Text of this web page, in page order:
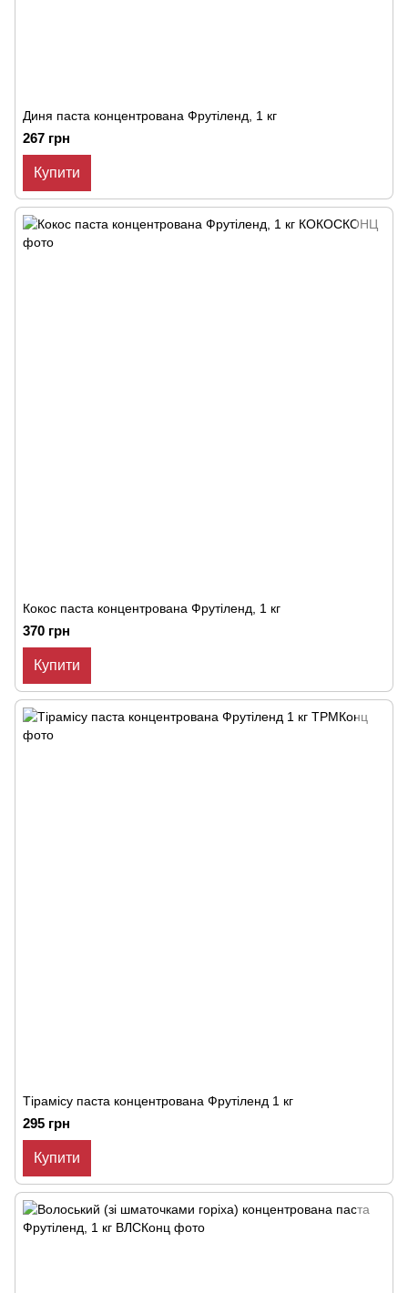
Диня паста концентрована Фрутіленд, 1 кг
267 грн
Купити
Кокос паста концентрована Фрутіленд, 1 кг
370 грн
Купити
Тірамісу паста концентрована Фрутіленд 1 кг
295 грн
Купити